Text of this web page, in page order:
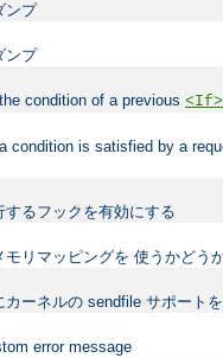
ンプ
ンプ
condition of a previous <If>
condition is satisfied by a
るフックを有効にする
リマッピングを 使うかどう
ーネルの sendfile サポート
error message